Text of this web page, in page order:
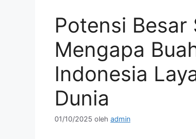
Potensi
Mengapa
Indonesia
Dunia
01/10/2025 oleh admin